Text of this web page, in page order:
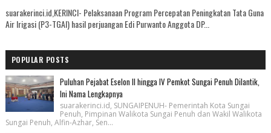
suarakerinci.id,KERINCI- Pelaksanaan Program Percepatan Peningkatan Tata Guna
Air Irigasi (P3-TGAI) hasil perjuangan Edi Purwanto Anggota DP...
POPULAR POSTS
Puluhan Pejabat Eselon II hingga IV Pemkot Sungai Penuh Dilantik,
Ini Nama Lengkapnya
suarakerinci.id, SUNGAIPENUH- Pemerintah Kota Sungai
Penuh, Pimpinan Walikota Sungai Penuh dan Wakil Walikota
Sungai Penuh, Alfin-Azhar, Sen...